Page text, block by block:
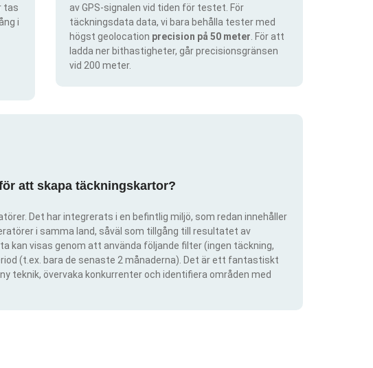
tas
i
av GPS-signalen vid tiden för testet. För
täckningsdata data, vi bara behålla tester med
högst geolocation precision på 50 meter . För att
ladda ner bithastigheter, går precisionsgränsen
vid 200 meter.
att skapa täckningskartor?
Det har integrerats i en befintlig miljö, som redan innehåller
i samma land, såväl som tillgång till resultatet av
kan visas genom att använda följande filter (ingen täckning,
(t.ex. bara de senaste 2 månaderna). Det är ett fantastiskt
teknik, övervaka konkurrenter och identifiera områden med